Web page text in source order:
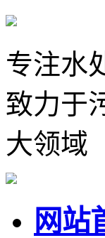
专注水
致力于
大领域
网站